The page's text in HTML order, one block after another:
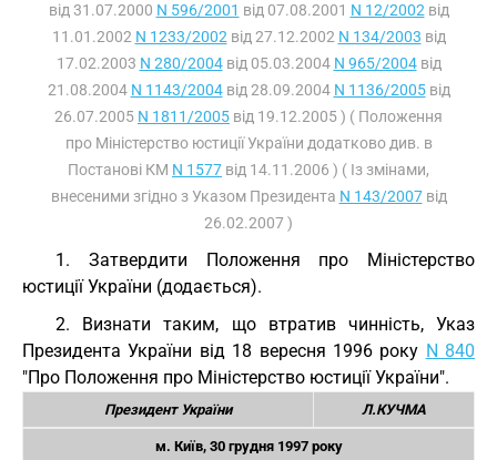
від 31.07.2000 N 596/2001 від 07.08.2001 N 12/2002 від
11.01.2002 N 1233/2002 від 27.12.2002 N 134/2003 від
17.02.2003 N 280/2004від 05.03.2004 N 965/2004від
21.08.2004 N 1143/2004від 28.09.2004 N 1136/2005від
26.07.2005 N 1811/2005 від 19.12.2005 ) ( Положення
про Міністерство юстиції України додатково див. в
Постанові КМ N 1577 від 14.11.2006 ) ( Із змінами,
внесеними згідно з Указом Президента N 143/2007від
26.02.2007 )
1. Затвердити Положення про Міністерство
юстиції України (додається).
2. Визнати таким, що втратив чинність, Указ
Президента України від 18 вересня 1996 року N 840
"Про Положення про Міністерство юстиції України".
Президент України Л.КУЧМА
м. Київ, 30 грудня 1997 року